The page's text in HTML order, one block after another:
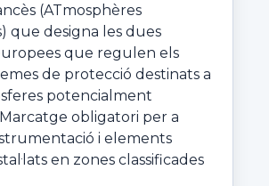
(ATmosphères
que designa les dues
que regulen els
de protecció destinats a
potencialment
obligatori per a
i elements
en zones classificades